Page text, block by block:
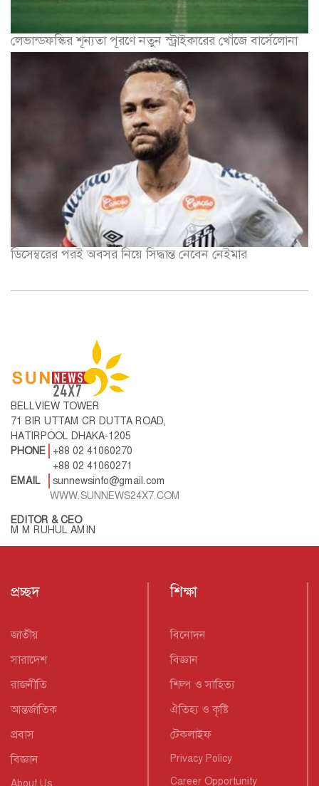
লেভান্ডফস্কির শূন্যতা পূরণে নতুন স্ট্রাইকারের খোঁজে বার্সেলোনা
ডিসেম্বরের পরই অবসর নিয়ে সিদ্ধান্ত নেবেন নেইমার
BELLVIEW TOWER
71 BIR UTTAM CR DUTTA ROAD,
HATIRPOOL DHAKA-1205
PHONE
+88 02 41060270
+88 02 41060271
EMAIL
sunnewsinfo@gmail.com
WWW.SUNNEWS24X7.COM
EDITOR & CEO
M M RUHUL AMIN
প্রচ্ছদ
জাতীয়
সারাদেশ
রাজনীতি
আন্তর্জাতিক
প্রবাস
বিজ্ঞান
শিক্ষা
বিনোদন
বিজ্ঞান
শিল্প ও সাহিত্য
ঐতিহ্য ও কৃষ্টি
টেকলাইফ
Privacy Policy
Career Opportunity